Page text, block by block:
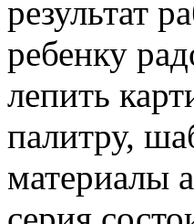
результат
ребенку
лепить
палитру,
материалы